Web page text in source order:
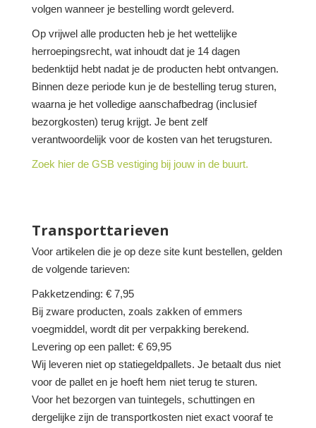
volgen wanneer je bestelling wordt geleverd.
Op vrijwel alle producten heb je het wettelijke
herroepingsrecht, wat inhoudt dat je 14 dagen
bedenktijd hebt nadat je de producten hebt ontvangen.
Binnen deze periode kun je de bestelling terug sturen,
waarna je het volledige aanschafbedrag (inclusief
bezorgkosten) terug krijgt. Je bent zelf
verantwoordelijk voor de kosten van het terugsturen.
Zoek hier de GSB vestiging bij jouw in de buurt.
Transporttarieven
Voor artikelen die je op deze site kunt bestellen, gelden
de volgende tarieven:
Pakketzending: € 7,95
Bij zware producten, zoals zakken of emmers
voegmiddel, wordt dit per verpakking berekend.
Levering op een pallet: € 69,95
Wij leveren niet op statiegeldpallets. Je betaalt dus niet
voor de pallet en je hoeft hem niet terug te sturen.
Voor het bezorgen van tuintegels, schuttingen en
dergelijke zijn de transportkosten niet exact vooraf te